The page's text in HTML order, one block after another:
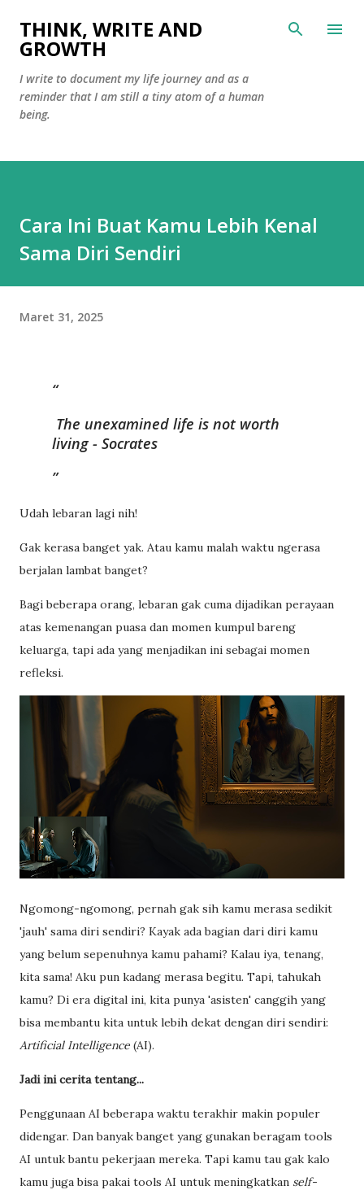
Langsung ke konten utama
THINK, WRITE AND
GROWTH
I write to document my life journey and as a
reminder that I am still a tiny atom of a human
being.
Cara Ini Buat Kamu Lebih Kenal
Sama Diri Sendiri
Maret 31, 2025
The unexamined life is not worth
living - Socrates
Udah lebaran lagi nih!
Gak kerasa banget yak. Atau kamu malah waktu ngerasa
berjalan lambat banget?
Bagi beberapa orang, lebaran gak cuma dijadikan perayaan
atas kemenangan puasa dan momen kumpul bareng
keluarga, tapi ada yang menjadikan ini sebagai momen
refleksi.
Ngomong-ngomong, pernah gak sih kamu merasa sedikit
'jauh' sama diri sendiri? Kayak ada bagian dari diri kamu
yang belum sepenuhnya kamu pahami? Kalau iya, tenang,
kita sama! Aku pun kadang merasa begitu. Tapi, tahukah
kamu? Di era digital ini, kita punya 'asisten' canggih yang
bisa membantu kita untuk lebih dekat dengan diri sendiri:
Artificial Intelligence (AI).
Jadi ini cerita tentang...
Penggunaan AI beberapa waktu terakhir makin populer
didengar. Dan banyak banget yang gunakan beragam tools
AI untuk bantu pekerjaan mereka. Tapi kamu tau gak kalo
kamu juga bisa pakai tools AI untuk meningkatkan self-